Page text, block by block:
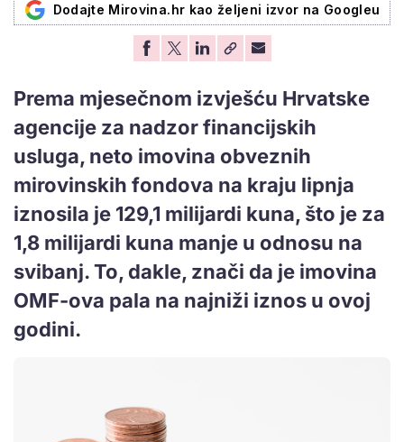
Dodajte Mirovina.hr kao željeni izvor na Googleu
Prema mjesečnom izvješću Hrvatske
agencije za nadzor financijskih
usluga, neto imovina obveznih
mirovinskih fondova na kraju lipnja
iznosila je 129,1 milijardi kuna, što je za
1,8 milijardi kuna manje u odnosu na
svibanj. To, dakle, znači da je imovina
OMF-ova pala na najniži iznos u ovoj
godini.